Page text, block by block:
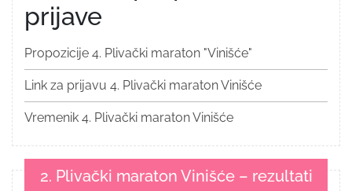
prijave
Propozicije 4. Plivački maraton "Vinišće"
Link za prijavu 4. Plivački maraton Vinišće
Vremenik 4. Plivački maraton Vinišće
2. Plivački maraton Vinišće – rezultati